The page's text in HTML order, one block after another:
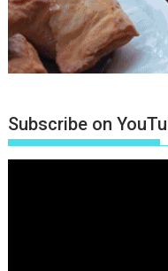
Subscribe on